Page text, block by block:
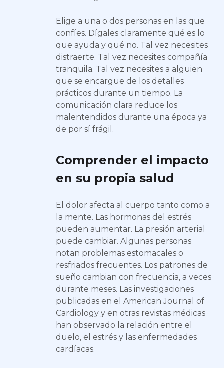
Elige a una o dos personas en las que
confíes. Dígales claramente qué es lo
que ayuda y qué no. Tal vez necesites
distraerte. Tal vez necesites compañía
tranquila. Tal vez necesites a alguien
que se encargue de los detalles
prácticos durante un tiempo. La
comunicación clara reduce los
malentendidos durante una época ya
de por sí frágil.
Comprender el impacto
en su propia salud
El dolor afecta al cuerpo tanto como a
la mente. Las hormonas del estrés
pueden aumentar. La presión arterial
puede cambiar. Algunas personas
notan problemas estomacales o
resfriados frecuentes. Los patrones de
sueño cambian con frecuencia, a veces
durante meses. Las investigaciones
publicadas en el American Journal of
Cardiology y en otras revistas médicas
han observado la relación entre el
duelo, el estrés y las enfermedades
cardíacas.